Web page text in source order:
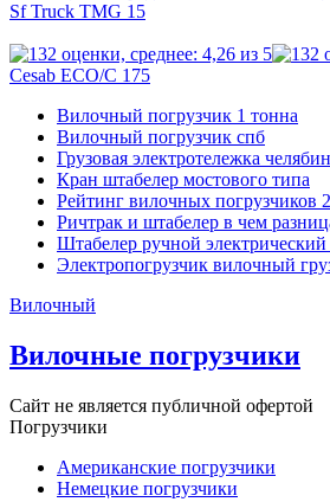
Sf Truck TMG 15
Cesab ECO/C 175
Вилочный погрузчик 1 тонна
Вилочный погрузчик спб
Грузовая электротележка
Кран штабелер мостового типа
Рейтинг вилочных погрузчиков
Ричтрак и штабелер в чем
Штабелер ручной электрический
Электропогрузчик вилочный
Вилочный
Вилочные погрузчики
Сайт не является публичной офертой
Погрузчики
Американские погрузчики
Немецкие погрузчики